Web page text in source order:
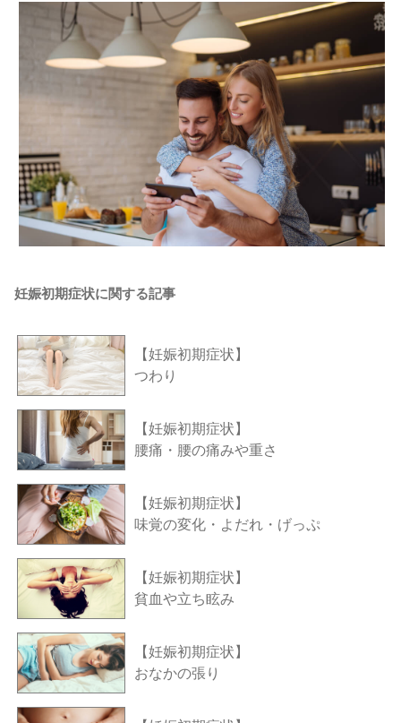
妊娠初期症状に関する記事
【妊娠初期症状】
つわり
【妊娠初期症状】
腰痛・腰の痛みや重さ
【妊娠初期症状】
味覚の変化・よだれ・げっぷ
【妊娠初期症状】
貧血や立ち眩み
【妊娠初期症状】
おなかの張り